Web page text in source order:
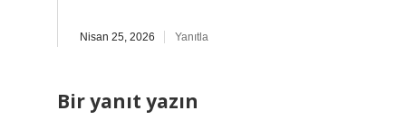
Nisan 25, 2026 Yanıtla
Bir yanıt yazın